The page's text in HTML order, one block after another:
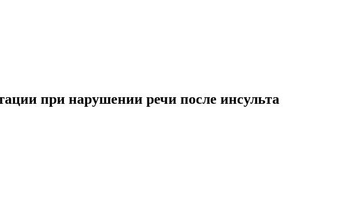
при нарушении речи после инсульта